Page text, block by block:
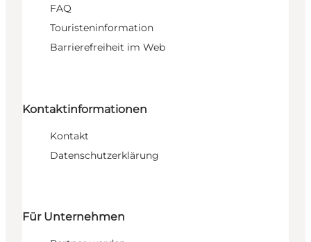
FAQ
Touristeninformation
Barrierefreiheit im Web
Kontaktinformationen
Kontakt
Datenschutzerklärung
Für Unternehmen